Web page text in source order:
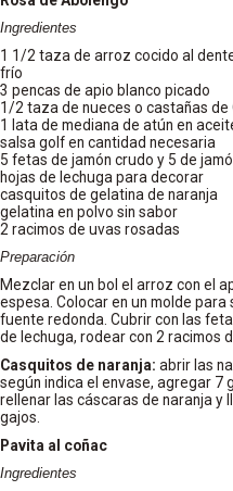
Ingredientes
1 1/2 taza de arroz cocido al
frío
3 pencas de apio blanco picado
1/2 taza de nueces o castañas de
1 lata de mediana de atún en
salsa golf en cantidad necesaria
5 fetas de jamón crudo y 5 de
hojas de lechuga para decorar
casquitos de gelatina de naranja
gelatina en polvo sin sabor
2 racimos de uvas rosadas
Preparación
Mezclar en un bol el arroz con el
espesa. Colocar en un molde
fuente redonda. Cubrir con las
de lechuga, rodear con 2 racimos
Casquitos de naranja: abrir las
según indica el envase, agregar 7
rellenar las cáscaras de naranja y
gajos.
Pavita al coñac
Ingredientes